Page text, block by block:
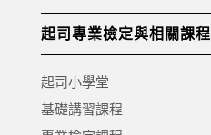
起司專業檢定與相關課程
起司小學堂
基礎講習課程